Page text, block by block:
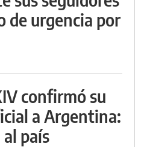
de urgencia por
confirmó su
a Argentina:
país